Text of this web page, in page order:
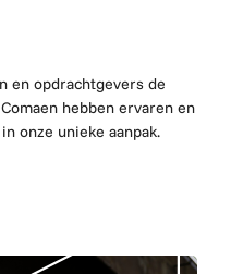
en opdrachtgevers de
hebben ervaren en
onze unieke aanpak.